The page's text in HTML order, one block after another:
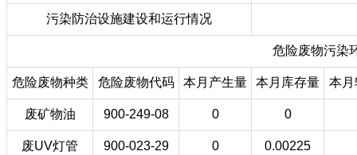
污染防治设施建设和运行情况
危险废物污染
危险废物种类 危险废物代码 本月产生量 本月库存量 本
废矿物油 900-249-08 0 0
废UV灯管 900-023-29 0 0.00225